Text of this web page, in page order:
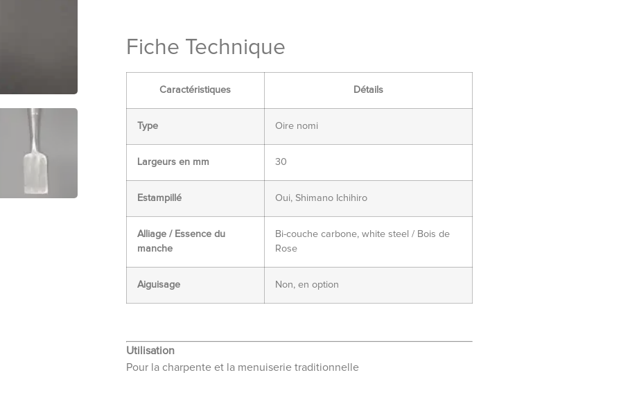
Fiche Technique
Caractéristiques Détails
Type Oire nomi
Largeurs en mm 30
Estampillé Oui, Shimano Ichihiro
Alliage / Essence du
manche
Bi-couche carbone, white steel / Bois de
Rose
Aiguisage Non, en option
Utilisation
Pour la charpente et la menuiserie traditionnelle